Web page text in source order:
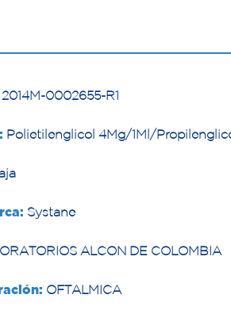
0002655-R1
Polietilenglicol 4Mg/1Ml/
Systane
ALCON DE COLOMBIA
OFTALMICA